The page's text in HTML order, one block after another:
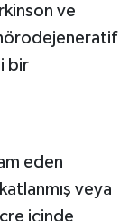
ve
bir
eden
veya
içinde